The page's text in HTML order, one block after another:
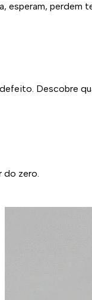
esperam, perdem
Descobre
do zero.